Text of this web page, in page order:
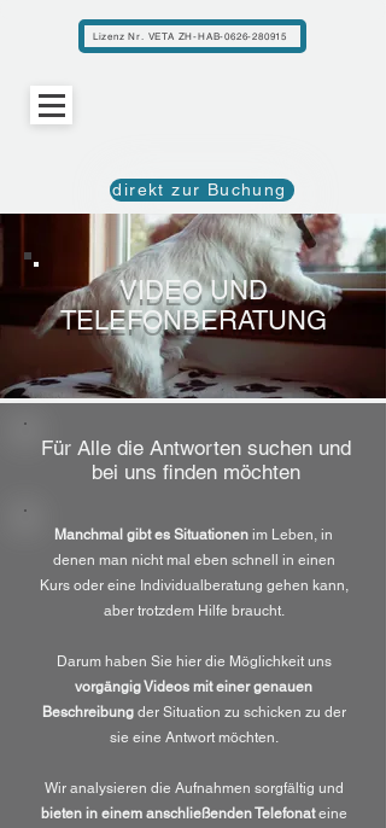
Lizenz Nr. VETA ZH-HAB-0626-280915
direkt zur Buchung
VIDEO UND
TELEFONBERATUNG
Für Alle die Antworten suchen und
bei uns finden möchten
Manchmal gibt es Situationen im Leben, in
denen man nicht mal eben schnell in einen
Kurs oder eine Individualberatung gehen kann,
aber trotzdem Hilfe braucht.
Darum haben Sie hier die Möglichkeit uns
vorgängig Videos mit einer genauen
Beschreibungder Situation zu schicken zu der
sie eine Antwort möchten.
Wir analysieren die Aufnahmen sorgfältig und
bieten in einem anschließenden Telefonateine